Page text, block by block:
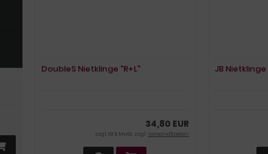
DoubleS Nietklinge "R+L"
34,80 EUR
zzgl. 19 % MwSt. zzgl.Versandkosten
JB Nietklinge